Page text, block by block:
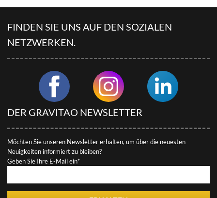
FINDEN SIE UNS AUF DEN SOZIALEN
NETZWERKEN.
DER GRAVITAO NEWSLETTER
Möchten Sie unseren Newsletter erhalten, um über die neuesten
Neuigkeiten informiert zu bleiben?
Geben Sie Ihre E-Mail ein*